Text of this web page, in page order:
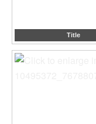
Title